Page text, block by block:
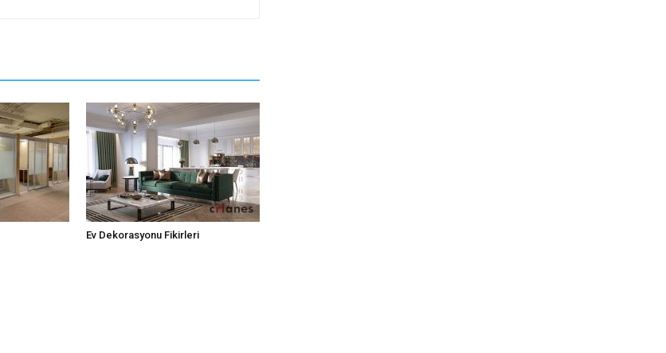
Ev Dekorasyonu Fikirleri